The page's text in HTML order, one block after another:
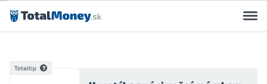
Preskočiť na obsah
Totaltip